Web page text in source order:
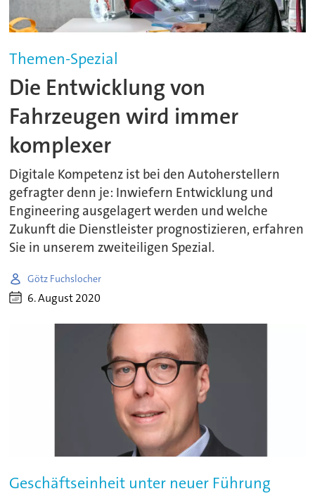
Themen-Spezial
Die Entwicklung von
Fahrzeugen wird immer
komplexer
Digitale Kompetenz ist bei den Autoherstellern
gefragter denn je: Inwiefern Entwicklung und
Engineering ausgelagert werden und welche
Zukunft die Dienstleister prognostizieren, erfahren
Sie in unserem zweiteiligen Spezial.
Götz Fuchslocher
6. August 2020
Geschäftseinheit unter neuer Führung